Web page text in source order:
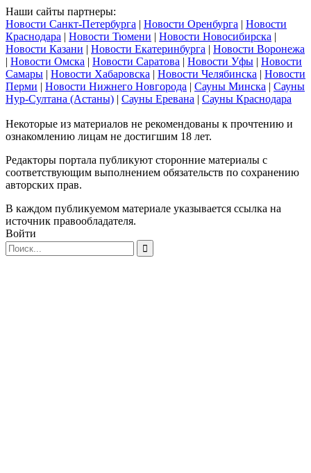
Наши сайты партнеры:
Новости Санкт-Петербурга | Новости Оренбурга | Новости
Краснодара | Новости Тюмени | Новости Новосибирска |
Новости Казани | Новости Екатеринбурга | Новости Воронежа
| Новости Омска | Новости Саратова | Новости Уфы | Новости
Самары | Новости Хабаровска | Новости Челябинска | Новости
Перми | Новости Нижнего Новгорода | Сауны Минска | Сауны
Нур-Султана (Астаны) | Сауны Еревана | Сауны Краснодара
Некоторые из материалов не рекомендованы к прочтению и
ознакомлению лицам не достигшим 18 лет.
Редакторы портала публикуют сторонние материалы с
соответствующим выполнением обязательств по сохранению
авторских прав.
В каждом публикуемом материале указывается ссылка на
источник правообладателя.
Войти